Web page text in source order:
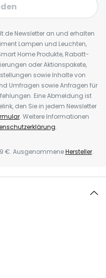
Newsletter an und erhalten
Lampen und Leuchten,
Home Produkte, Rabatt-
oder Aktionspakete,
sowie Inhalte von
Umfragen sowie Anfragen für
Eine Abmeldung ist
den Sie in jedem Newsletter
. Weitere Informationen
.
€. AusgenommeneHersteller.